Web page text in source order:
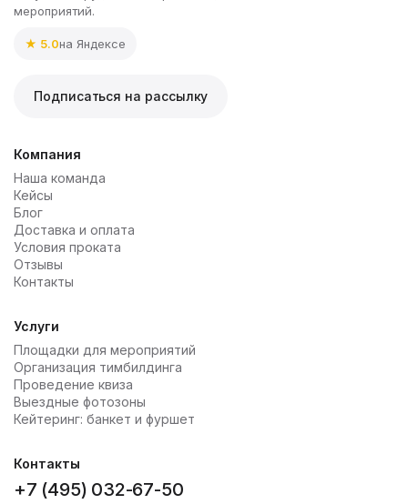
мероприятий.
★ 5.0на Яндексе
Подписаться на рассылку
Компания
Наша команда
Кейсы
Блог
Доставка и оплата
Условия проката
Отзывы
Контакты
Услуги
Площадки для мероприятий
Организация тимбилдинга
Проведение квиза
Выездные фотозоны
Кейтеринг: банкет и фуршет
Контакты
+7 (495) 032-67-50